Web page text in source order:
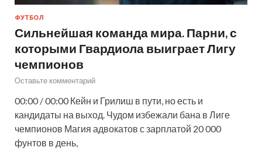
ФУТБОЛ
Сильнейшая команда мира. Парни, с
которыми Гвардиола выиграет Лигу
чемпионов
Оставьте комментарий
00:00 / 00:00 Кейн и Грилиш в пути, но есть и
кандидаты на выход. Чудом избежали бана в Лиге
чемпионов Магия адвокатов с зарплатой 20 000
фунтов в день,